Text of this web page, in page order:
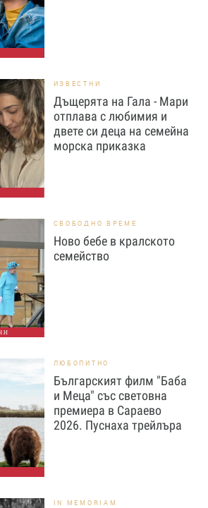
ИЗВЕСТНИ
Дъщерята на Гала - Мари
отплава с любимия и
двете си деца на семейна
морска приказка
СВОБОДНО ВРЕМЕ
Ново бебе в кралското
семейство
ЛЮБОПИТНО
Българският филм "Баба
и Меца" със световна
премиера в Сараево
2026. Пуснаха трейлъра
IN MEMORIAM